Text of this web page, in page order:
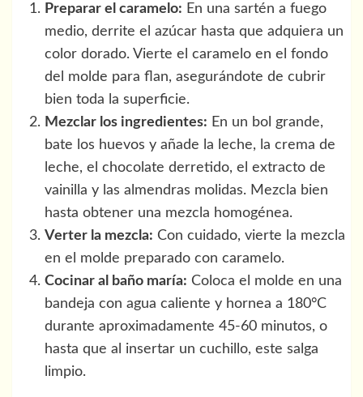
Preparar el caramelo: En una sartén a fuego
medio, derrite el azúcar hasta que adquiera un
color dorado. Vierte el caramelo en el fondo
del molde para flan, asegurándote de cubrir
bien toda la superficie.
Mezclar los ingredientes: En un bol grande,
bate los huevos y añade la leche, la crema de
leche, el chocolate derretido, el extracto de
vainilla y las almendras molidas. Mezcla bien
hasta obtener una mezcla homogénea.
Verter la mezcla: Con cuidado, vierte la mezcla
en el molde preparado con caramelo.
Cocinar al baño maría: Coloca el molde en una
bandeja con agua caliente y hornea a 180°C
durante aproximadamente 45-60 minutos, o
hasta que al insertar un cuchillo, este salga
limpio.